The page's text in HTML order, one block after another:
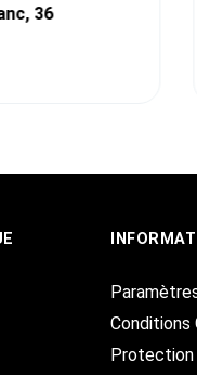
36
Conditions
Protection